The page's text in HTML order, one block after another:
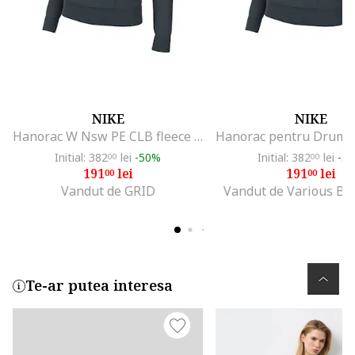
NIKE
Hanorac W Nsw PE CLB fleece SHINE OS PO-FB8763-328
Initial: 38200 lei -50%
19100lei
Vandut de GRID
NIKE
Initial: 38200 lei -
19100lei
Vandut de Various
Te-ar putea interesa